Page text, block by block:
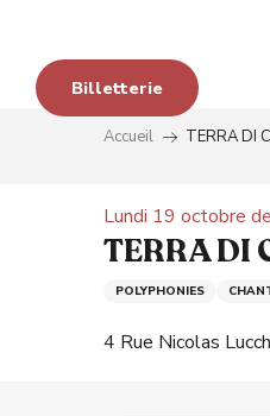
contenu
principal
Billetterie
Accueil TERRA DI
Lundi 19 octobre
TERRA DI
POLYPHONIES
4 Rue Nicolas